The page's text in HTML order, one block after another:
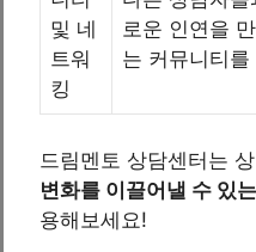
및 네
트워
킹
로운 인연을
는 커뮤니티
드림멘토 상담센터는
변화를 이끌어낼 수 있
용해보세요!